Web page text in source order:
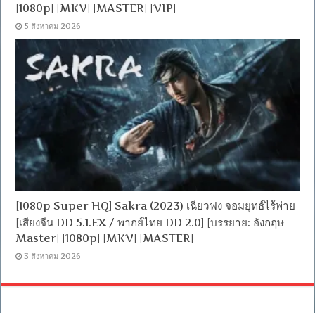
[1080p] [MKV] [MASTER] [VIP]
5 สิงหาคม 2026
[1080p Super HQ] Sakra (2023) เฉียวฟง จอมยุทธ์ไร้พ่าย
[เสียงจีน DD 5.1.EX / พากย์ไทย DD 2.0] [บรรยาย: อังกฤษ
Master] [1080p] [MKV] [MASTER]
3 สิงหาคม 2026